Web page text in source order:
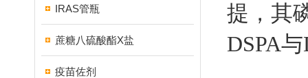
IRAS管瓶
蔗糖八硫酸酯X盐
疫苗佐剂
提，其
DSPA